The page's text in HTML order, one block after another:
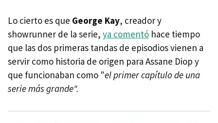
Lo cierto es que George Kay, creador y
showrunner de la serie, ya comentó hace tiempo
que las dos primeras tandas de episodios vienen a
servir como historia de origen para Assane Diop y
que funcionaban como "el primer capítulo de una
serie más grande".